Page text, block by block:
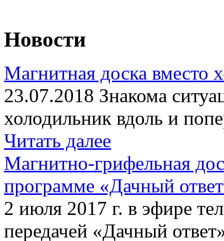
Новости
Магнитная доска вместо
23.07.2018 Знакома
холодильник вдоль и
Читать далее
Магнитно-грифельная
программе «Дачный
2 июля 2017 г. в эфире
передачей «Дачный